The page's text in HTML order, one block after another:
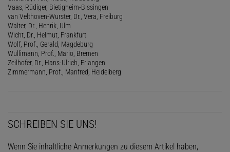
Vaas, Rüdiger, Bietigheim-Bissingen
van Velthoven-Wurster, Dr., Vera, Freiburg
Walter, Dr., Henrik, Ulm
Wicht, Dr., Helmut, Frankfurt
Wolf, Prof., Gerald, Magdeburg
Wullimann, Prof., Mario, Bremen
Zeilhofer, Dr., Hans-Ulrich, Erlangen
Zimmermann, Prof., Manfred, Heidelberg
SCHREIBEN SIE UNS!
Wenn Sie inhaltliche Anmerkungen zu diesem Artikel haben,